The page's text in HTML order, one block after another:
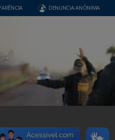
DENUNCIA ANÔNIMA